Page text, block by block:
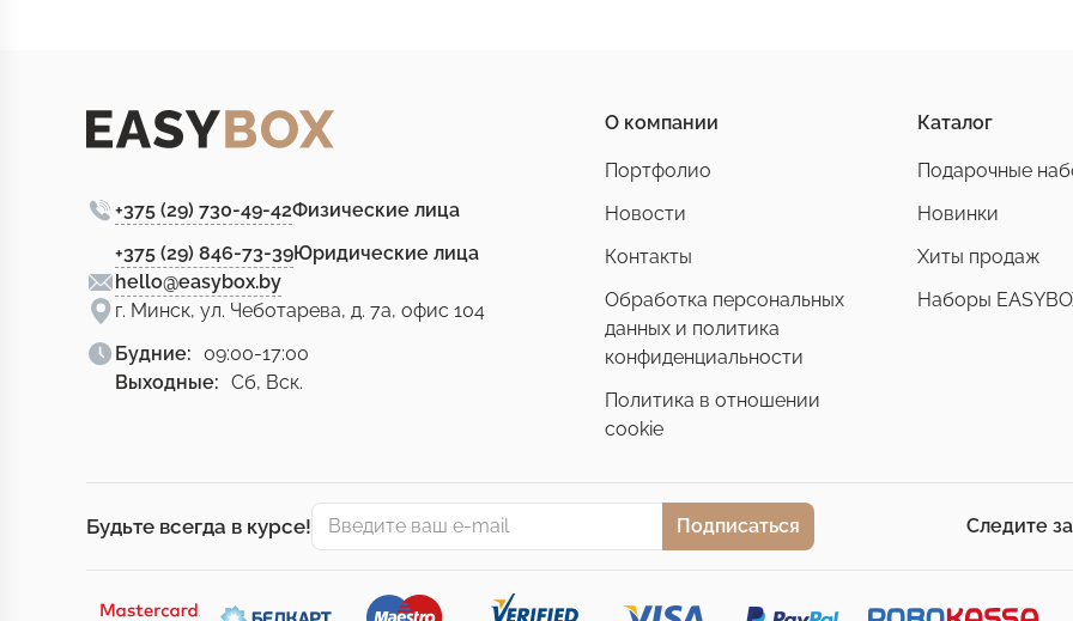
+375 (29) 730-49-42Физические лица
+375 (29) 846-73-39Юридические лица
hello@easybox.by
г. Минск, ул. Чеботарева, д. 7а, офис 104
Будние:
09:00-17:00
Выходные: Сб, Вск.
О компании
Портфолио
Новости
Контакты
Обработка персональных
данных и политика
конфиденциальности
Политика в отношении
cookie
Каталог
Подарочные
Новинки
Хиты продаж
Наборы
Будьте всегда в курсе! Подписаться Следите